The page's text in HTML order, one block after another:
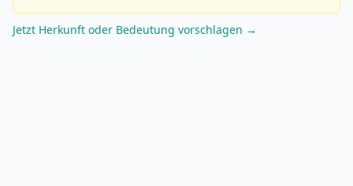
Jetzt Herkunft oder Bedeutung vorschlagen →